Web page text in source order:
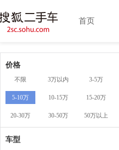
首页
价格
不限 3万以内 3-5万
5-10万 10-15万 15-20万
20-30万 30-50万 50万以上
车型